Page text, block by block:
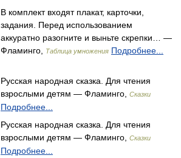
В комплект входят плакат, карточки,
задания. Перед использованием
аккуратно разогните и выньте скрепки… —
Фламинго,
Таблица умножения Подробнее...
Русская народная сказка. Для чтения
взрослыми детям — Фламинго,
Сказки
Подробнее...
Русская народная сказка. Для чтения
взрослыми детям — Фламинго,
Сказки
Подробнее...